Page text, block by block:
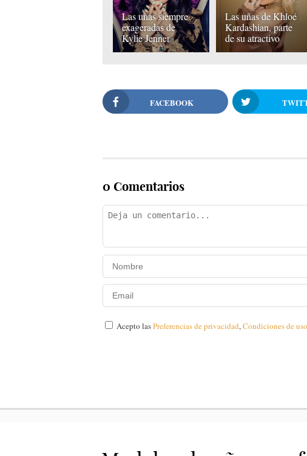
Las uñas siempre
exageradas de
Kylie Jenner
Las uñas de Khloé
Kardashian, parte
de su atractivo
FACEBOOK
0 Comentarios
Acepto lasPreferencias de privacidad,Condiciones de